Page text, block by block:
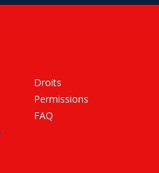
Droits
Permissions
FAQ